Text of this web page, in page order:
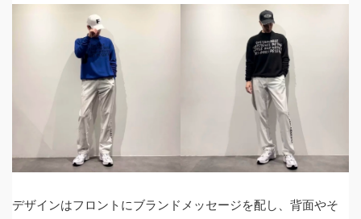
デザインはフロントにブランドメッセージを配し、背面やそ